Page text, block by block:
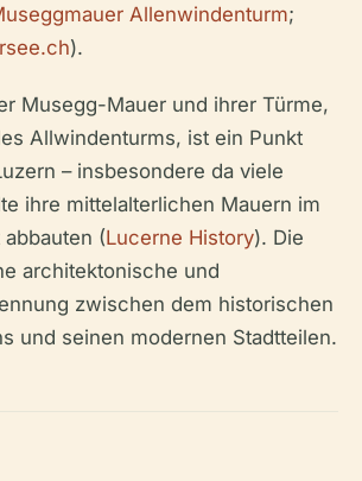
Allenwindenturm;
).
Musegg-Mauer und ihrer Türme,
Allwindenturms, ist ein Punkt
– insbesondere da viele
ihre mittelalterlichen Mauern im
(Lucerne History). Die
architektonische und
zwischen dem historischen
und seinen modernen Stadtteilen.